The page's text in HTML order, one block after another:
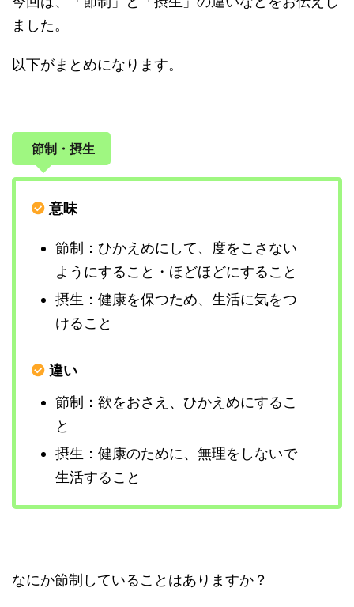
ました。
以下がまとめになります。
節制・摂生
意味
節制：ひかえめにして、度をこさない
ようにすること・ほどほどにすること
摂生：健康を保つため、生活に気をつ
けること
違い
節制：欲をおさえ、ひかえめにするこ
と
摂生：健康のために、無理をしないで
生活すること
なにか節制していることはありますか？